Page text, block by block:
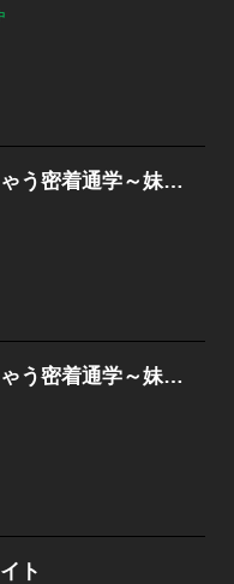
うっかりハメちゃう密着通学～妹の友達を守るつもりが…ズルッと奥まで！～【フルカラー】
うっかりハメちゃう密着通学～妹の友達を守るつもりが…ズルッと奥まで！～
ト